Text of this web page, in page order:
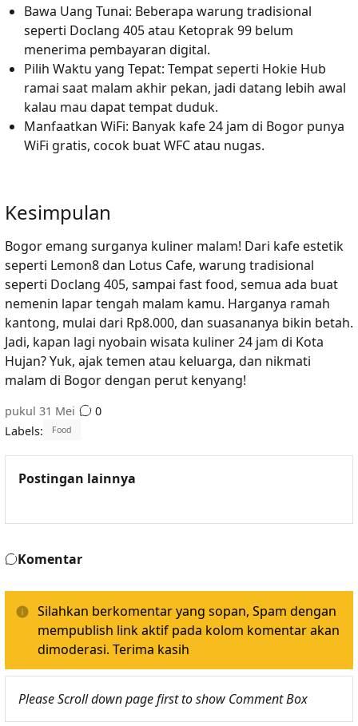
Bawa Uang Tunai: Beberapa warung tradisional
seperti Doclang 405 atau Ketoprak 99 belum
menerima pembayaran digital.
Pilih Waktu yang Tepat: Tempat seperti Hokie Hub
ramai saat malam akhir pekan, jadi datang lebih awal
kalau mau dapat tempat duduk.
Manfaatkan WiFi: Banyak kafe 24 jam di Bogor punya
WiFi gratis, cocok buat WFC atau nugas.
Kesimpulan
Bogor emang surganya kuliner malam! Dari kafe estetik
seperti Lemon8 dan Lotus Cafe, warung tradisional
seperti Doclang 405, sampai fast food, semua ada buat
nemenin lapar tengah malam kamu. Harganya ramah
kantong, mulai dari Rp8.000, dan suasananya bikin betah.
Jadi, kapan lagi nyobain wisata kuliner 24 jam di Kota
Hujan? Yuk, ajak temen atau keluarga, dan nikmati
malam di Bogor dengan perut kenyang!
pukul 31 Mei
0
Labels:
Food
Postingan lainnya
Komentar
Silahkan berkomentar yang sopan, Spam dengan
mempublish link aktif pada kolom komentar akan
dimoderasi. Terima kasih
Please Scroll down page first to show Comment Box